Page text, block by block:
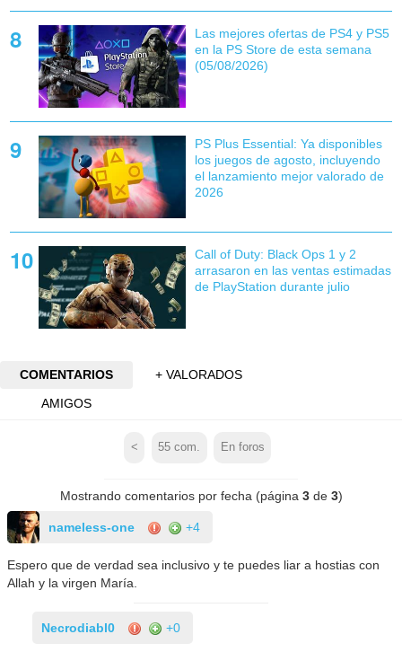
Las mejores ofertas de PS4 y PS5
en la PS Store de esta semana
(05/08/2026)
PS Plus Essential: Ya disponibles
los juegos de agosto, incluyendo
el lanzamiento mejor valorado de
2026
Call of Duty: Black Ops 1 y 2
arrasaron en las ventas estimadas
de PlayStation durante julio
COMENTARIOS
+ VALORADOS
AMIGOS
< 55 com. En foros
Mostrando comentarios por fecha (página 3de 3)
nameless-one +4
Espero que de verdad sea inclusivo y te puedes liar a hostias con
Allah y la virgen María.
Necrodiabl0 +0